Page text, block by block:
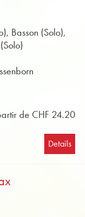
Basson (Solo),
de CHF 24.20
Details